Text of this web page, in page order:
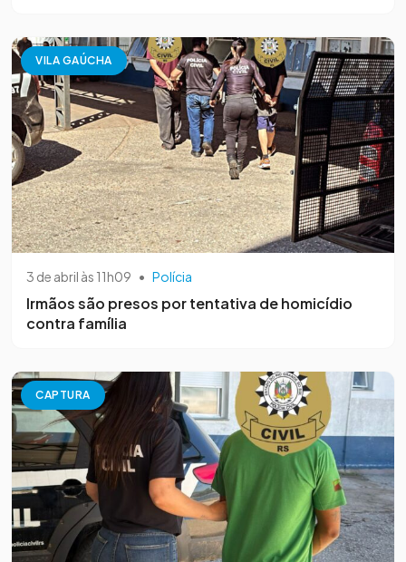
VILA GAÚCHA
3 de abril às 11h09 • Polícia
Irmãos são presos por tentativa de homicídio
contra família
CAPTURA